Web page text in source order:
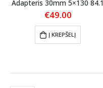
Adapteris 30mm 5×130 84.1
€49.00
Į KREPŠELĮ